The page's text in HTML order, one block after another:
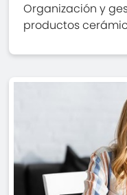
Organización y
productos